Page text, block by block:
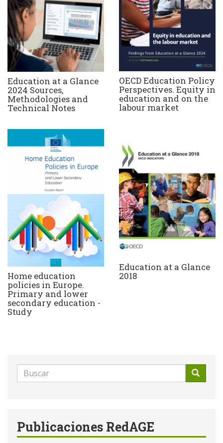
Education at a Glance
2024 Sources,
Methodologies and
Technical Notes
OECD Education Policy
Perspectives. Equity in
education and on the
labour market
Home education
policies in Europe.
Primary and lower
secondary education -
Study
Education at a Glance
2018
Formulario
de
Publicaciones RedAGE